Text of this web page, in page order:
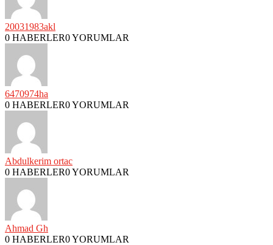
20031983akl
0 HABERLER0 YORUMLAR
6470974ha
0 HABERLER0 YORUMLAR
Abdulkerim ortac
0 HABERLER0 YORUMLAR
Ahmad Gh
0 HABERLER0 YORUMLAR